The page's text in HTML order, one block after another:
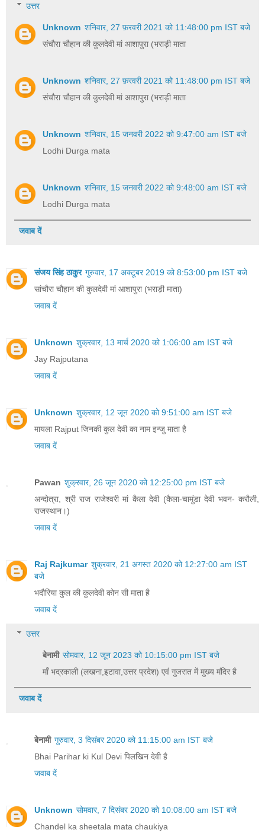
उत्तर
Unknown शनिवार, 27 फ़रवरी 2021 को 11:48:00 pm IST बजे
संचौरा चौहान की कुलदेवी मां आशापुरा (भराड़ी माता
Unknown शनिवार, 27 फ़रवरी 2021 को 11:48:00 pm IST बजे
संचौरा चौहान की कुलदेवी मां आशापुरा (भराड़ी माता
Unknown शनिवार, 15 जनवरी 2022 को 9:47:00 am IST बजे
Lodhi Durga mata
Unknown शनिवार, 15 जनवरी 2022 को 9:48:00 am IST बजे
Lodhi Durga mata
जवाब दें
संजय सिंह ठाकुर गुरुवार, 17 अक्टूबर 2019 को 8:53:00 pm IST बजे
सांचौरा चौहान की कुलदेवी मां आशापुरा (भराड़ी माता)
जवाब दें
Unknown शुक्रवार, 13 मार्च 2020 को 1:06:00 am IST बजे
Jay Rajputana
जवाब दें
Unknown शुक्रवार, 12 जून 2020 को 9:51:00 am IST बजे
मायला Rajput जिनकी कुल देवी का नाम इन्जु माता है
जवाब दें
Pawan शुक्रवार, 26 जून 2020 को 12:25:00 pm IST बजे
अन्दोत्रा, श्री राज राजेश्वरी मां कैला देवी (कैला-चामुंडा देवी भवन- करौली,
राजस्थान।)
जवाब दें
Raj Rajkumar शुक्रवार, 21 अगस्त 2020 को 12:27:00 am IST
बजे
भदौरिया कुल की कुलदेवी कोन सी माता है
जवाब दें
उत्तर
बेनामी सोमवार, 12 जून 2023 को 10:15:00 pm IST बजे
माँ भद्रकाली (लखना,इटावा,उत्तर प्रदेश) एवं गुजरात में मुख्य मंदिर है
जवाब दें
बेनामी गुरुवार, 3 दिसंबर 2020 को 11:15:00 am IST बजे
Bhai Parihar ki Kul Devi पिलखिन देवी‌ है
जवाब दें
Unknown सोमवार, 7 दिसंबर 2020 को 10:08:00 am IST बजे
Chandel ka sheetala mata chaukiya